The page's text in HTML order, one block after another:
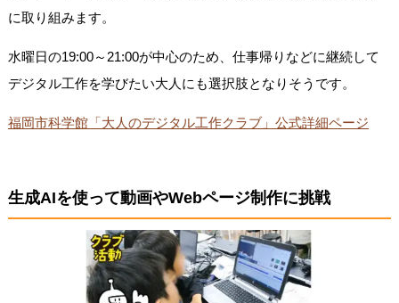
に取り組みます。
水曜日の19:00～21:00が中心のため、仕事帰りなどに継続して
デジタル工作を学びたい大人にも選択肢となりそうです。
福岡市科学館「大人のデジタル工作クラブ」公式詳細ページ
生成AIを使って動画やWebページ制作に挑戦